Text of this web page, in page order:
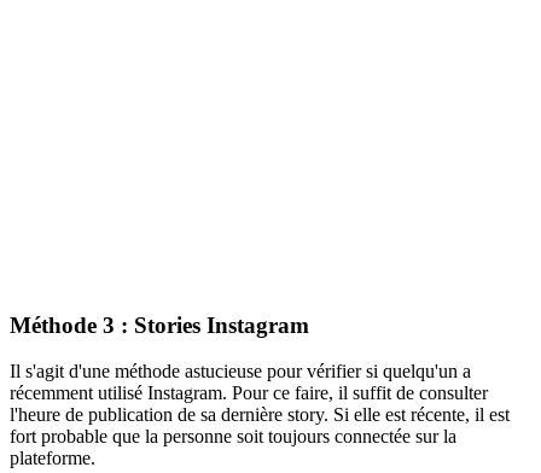
Méthode 3 : Stories Instagram
Il s'agit d'une méthode astucieuse pour vérifier si quelqu'un a
récemment utilisé Instagram. Pour ce faire, il suffit de consulter
l'heure de publication de sa dernière story. Si elle est récente, il est
fort probable que la personne soit toujours connectée sur la
plateforme.